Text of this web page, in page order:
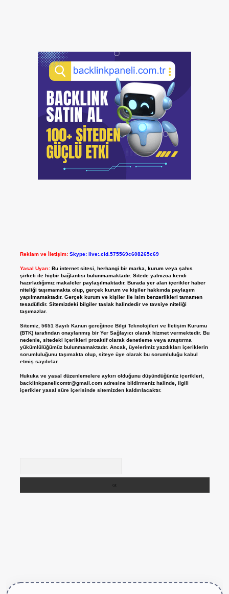
Reklam ve İletişim: Skype: live:.cid.575569c608265c69
Yasal Uyarı: Bu internet sitesi, herhangi bir marka, kurum veya şahıs
şirketi ile hiçbir bağlantısı bulunmamaktadır. Sitede yalnızca kendi
hazırladığımız makaleler paylaşılmaktadır. Burada yer alan içerikler haber
niteliği taşımamakta olup, gerçek kurum ve kişiler hakkında paylaşım
yapılmamaktadır. Gerçek kurum ve kişiler ile isim benzerlikleri tamamen
tesadüfidir. Sitemizdeki bilgiler taslak halindedir ve tavsiye niteliği
taşımazlar.
Sitemiz, 5651 Sayılı Kanun gereğince Bilgi Teknolojileri ve İletişim Kurumu
(BTK) tarafından onaylanmış bir Yer Sağlayıcı olarak hizmet vermektedir. Bu
nedenle, sitedeki içerikleri proaktif olarak denetleme veya araştırma
yükümlülüğümüz bulunmamaktadır. Ancak, üyelerimiz yazdıkları içeriklerin
sorumluluğunu taşımakta olup, siteye üye olarak bu sorumluluğu kabul
etmiş sayılırlar.
Hukuka ve yasal düzenlemelere aykırı olduğunu düşündüğünüz içerikleri,
backlinkpanelicomtr@gmail.comadresine bildirmeniz halinde, ilgili
içerikler yasal süre içerisinde sitemizden kaldırılacaktır.